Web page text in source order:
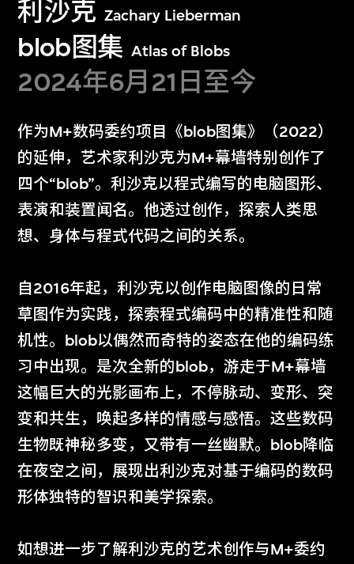
利沙克 Zachary Lieberman
blob图集 Atlas of Blobs
2024年6月21日至今
作为M+数码委约项目《blob图集》（2022）
的延伸，艺术家利沙克为M+幕墙特别创作了
四个“blob”。利沙克以程式编写的电脑图形、
表演和装置闻名。他透过创作，探索人类思
想、身体与程式代码之间的关系。
自2016年起，利沙克以创作电脑图像的日常
草图作为实践，探索程式编码中的精准性和随
机性。blob以偶然而奇特的姿态在他的编码练
习中出现。是次全新的blob，游走于M+幕墙
这幅巨大的光影画布上，不停脉动、变形、突
变和共生，唤起多样的情感与感悟。这些数码
生物既神秘多变，又带有一丝幽默。blob降临
在夜空之间，展现出利沙克对基于编码的数码
形体独特的智识和美学探索。
如想进一步了解利沙克的艺术创作与M+委约
鲍蔼伦
光之凝
2026年2月23日至3
月15日
格雷格．吉拉德
HK:PM
2026年1月26日至2
月22日
莎拉 · 摩里斯
ETC
2025年12月29日至
2026年1月25日
金雅瑛
镜域舞者
2025年10月3日至
12月28日